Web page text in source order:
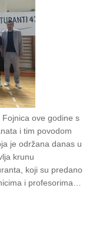
Fojnica ove godine s
i tim povodom
je održana danas u
krunu
koji su predano
i profesorima…